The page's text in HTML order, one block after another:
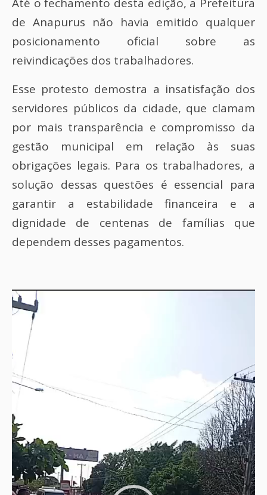
Até o fechamento desta edição, a Prefeitura
de Anapurus não havia emitido qualquer
posicionamento oficial sobre as
reivindicações dos trabalhadores.
Esse protesto demostra a insatisfação dos
servidores públicos da cidade, que clamam
por mais transparência e compromisso da
gestão municipal em relação às suas
obrigações legais. Para os trabalhadores, a
solução dessas questões é essencial para
garantir a estabilidade financeira e a
dignidade de centenas de famílias que
dependem desses pagamentos.
Tocador
de
vídeo